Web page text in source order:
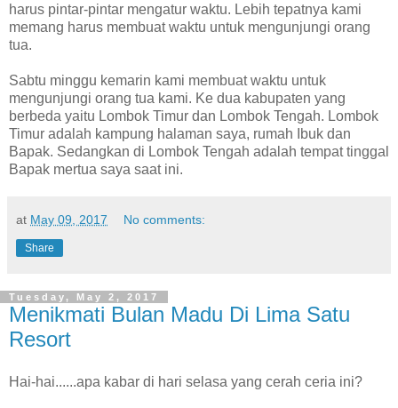
harus pintar-pintar mengatur waktu. Lebih tepatnya kami
memang harus membuat waktu untuk mengunjungi orang
tua.
Sabtu minggu kemarin kami membuat waktu untuk
mengunjungi orang tua kami. Ke dua kabupaten yang
berbeda yaitu Lombok Timur dan Lombok Tengah. Lombok
Timur adalah kampung halaman saya, rumah Ibuk dan
Bapak. Sedangkan di Lombok Tengah adalah tempat tinggal
Bapak mertua saya saat ini.
at May 09, 2017 No comments:
Share
Tuesday, May 2, 2017
Menikmati Bulan Madu Di Lima Satu
Resort
Hai-hai......apa kabar di hari selasa yang cerah ceria ini?